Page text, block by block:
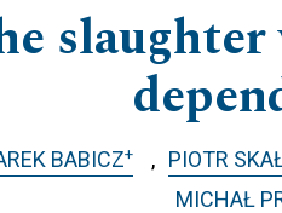
BABICZ+ PIOTR
MICHAŁ